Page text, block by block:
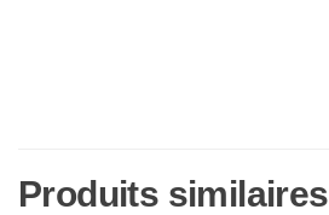
Produits similaires